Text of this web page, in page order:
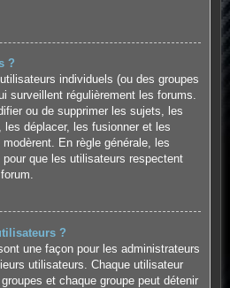
?
individuels (ou des groupes
surveillent régulièrement les forums.
ou de supprimer les sujets, les
les déplacer, les fusionner et les
En règle générale, les
que les utilisateurs respectent
?
une façon pour les administrateurs
utilisateurs. Chaque utilisateur
et chaque groupe peut détenir